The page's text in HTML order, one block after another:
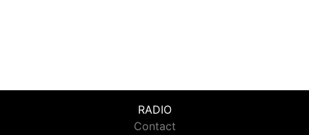
RADIO
Contact